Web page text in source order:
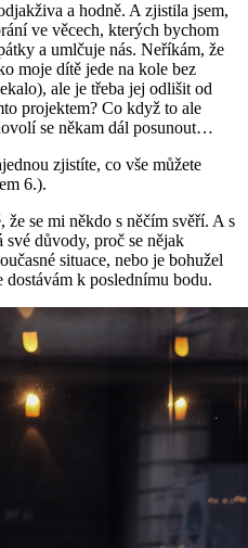
a hodně. A zjistila jsem,
ve věcech, kterých bychom
a umlčuje nás. Neříkám, že
moje dítě jede na kole bez
ale je třeba jej odlišit od
projektem? Co když to ale
se někam dál posunout…
zjistíte, co vše můžete
6.).
se mi někdo s něčím svěří. A s
důvody, proč se nějak
situace, nebo je bohužel
k poslednímu bodu.